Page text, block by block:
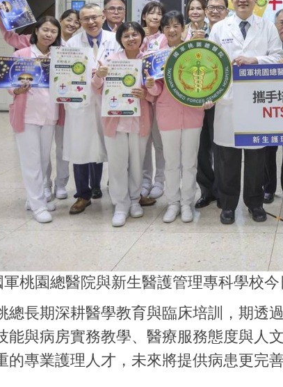
軍桃園總醫院與新生醫護管理專科學校
總長期深耕醫學教育與臨床培訓，期透
能與病房實務教學、醫療服務態度與人
的專業護理人才，未來將提供病患更完善